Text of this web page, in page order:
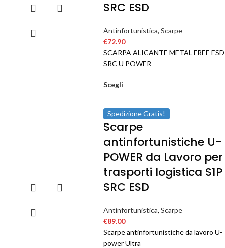
SRC ESD
Antinfortunistica, Scarpe
€72.90
SCARPA ALICANTE METAL FREE
SRC U POWER
Scegli
Spedizione Gratis!
Scarpe
antinfortunistiche U-
POWER da Lavoro per
trasporti logistica S1P
SRC ESD
Antinfortunistica, Scarpe
€89.00
Scarpe antinfortunistiche da lavoro U-
power Ultra